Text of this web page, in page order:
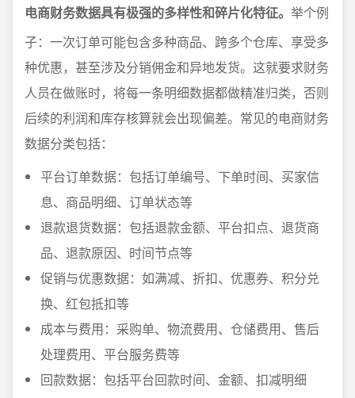
电商财务数据具有极强的多样性和碎片化特征。 举个例
子：一次订单可能包含多种商品、跨多个仓库、享受多
种优惠，甚至涉及分销佣金和异地发货。这就要求财务
人员在做账时，将每一条明细数据都做精准归类，否则
后续的利润和库存核算就会出现偏差。常见的电商财务
数据分类包括：
平台订单数据：包括订单编号、下单时间、买家信
息、商品明细、订单状态等
退款退货数据：包括退款金额、平台扣点、退货商
品、退款原因、时间节点等
促销与优惠数据：如满减、折扣、优惠券、积分兑
换、红包抵扣等
成本与费用：采购单、物流费用、仓储费用、售后
处理费用、平台服务费等
回款数据：包括平台回款时间、金额、扣减明细